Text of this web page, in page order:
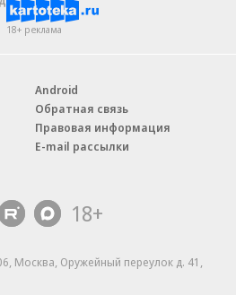
18+ реклама
Android
Обратная связь
Правовая информация
E-mail рассылки
18+
Москва, Оружейный переулок д. 41,